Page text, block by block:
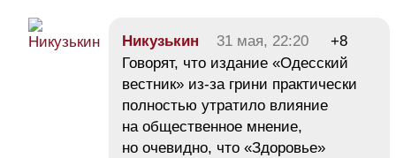
Никузькин 31 мая, 22:20
+8
Говорят, что издание «Одесский
вестник» из-за грини практически
полностью утратило влияние
на общественное мнение,
но очевидно, что «Здоровье»